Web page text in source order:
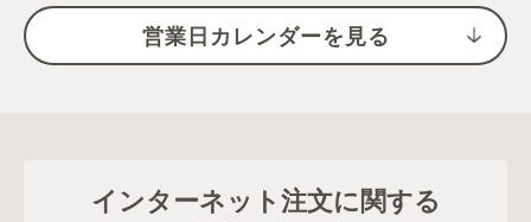
営業日カレンダーを見る
インターネット注文に関する